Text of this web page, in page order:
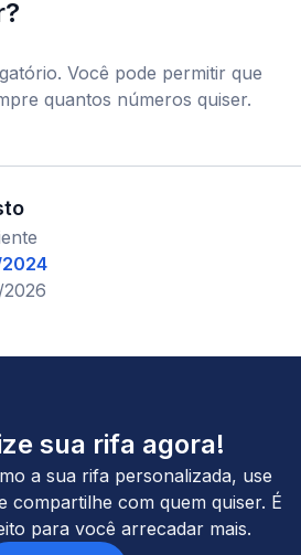
Você pode permitir que
quantos números quiser.
sua rifa agora!
a sua rifa personalizada, use
compartilhe com quem quiser. É
para você arrecadar mais.